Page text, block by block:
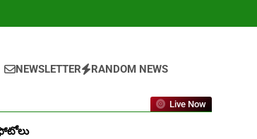
NEWSLETTER RANDOM NEWS
Live Now